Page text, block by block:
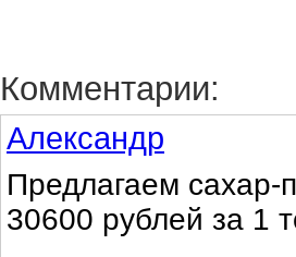
Комментарии:
Александр
Предлагаем
30600 рублей за 1